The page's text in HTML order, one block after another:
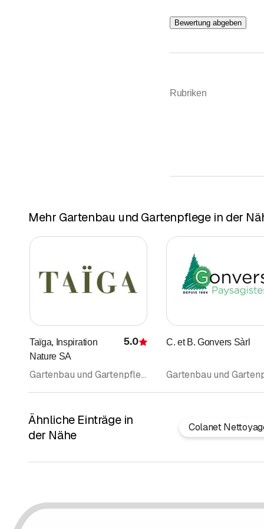
Bewertung abgeben
Rubriken
Mehr Gartenbau und Gartenpflege in der
Taïga, Inspiration
Nature SA
Bewertung
5.0
Gartenbau und Gartenpflege • Gartenbau Gartenpflege • Gartenunterhalt • Gartengestaltung • Baumpflege • Landschaftsarchitektur • Gärtnerei • Boutique
C. et B. Gonvers Sàrl
Ähnliche Einträge in
der Nähe
Colanet